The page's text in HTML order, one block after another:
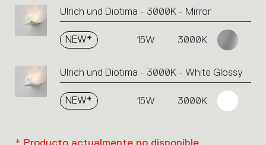
Ulrich und Diotima - 3000K - Mirror
NEW* 15W 3000K
Ulrich und Diotima - 3000K - White Glossy
NEW* 15W 3000K
* Producto actualmente no disponible.